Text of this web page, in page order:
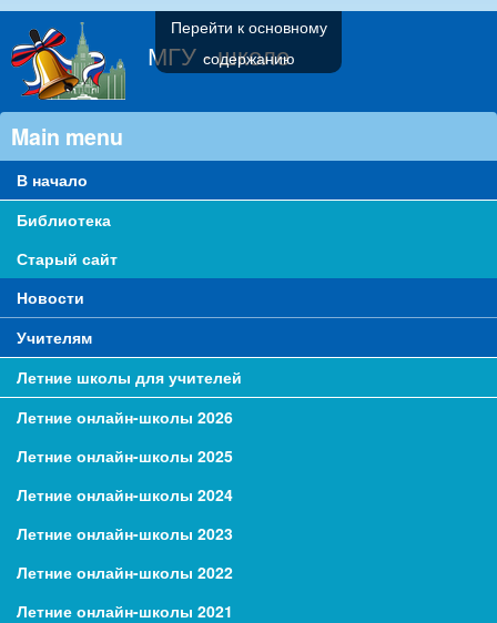
Перейти к основному
содержанию
МГУ - школе
Main menu
В начало
Библиотека
Старый сайт
Новости
Учителям
Летние школы для учителей
Летние онлайн-школы 2026
Летние онлайн-школы 2025
Летние онлайн-школы 2024
Летние онлайн-школы 2023
Летние онлайн-школы 2022
Летние онлайн-школы 2021